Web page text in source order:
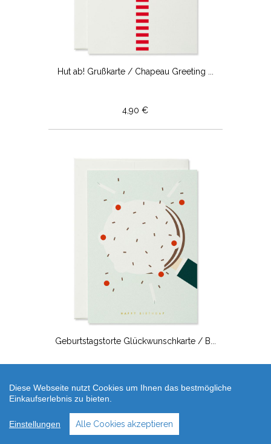
Hut ab! Grußkarte / Chapeau Greeting ...
4,90 €
Geburtstagstorte Glückwunschkarte / B...
Diese Webseite nutzt Cookies um Ihnen das bestmögliche
Einkaufserlebnis zu bieten.
Einstellungen Alle Cookies akzeptieren